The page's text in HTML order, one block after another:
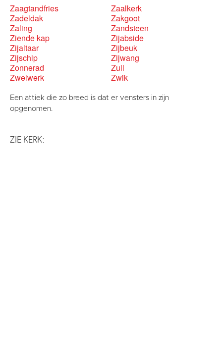
Zaagtandfries
Zaalkerk
Zadeldak
Zakgoot
Zaling
Zandsteen
Ziende kap
Zijabside
Zijaltaar
Zijbeuk
Zijschip
Zijwang
Zonnerad
Zuil
Zwelwerk
Zwik
Een attiek die zo breed is dat er vensters in zijn
opgenomen.
ZIE KERK: